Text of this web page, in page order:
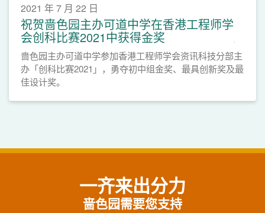
2021 年 7 月 22 日
祝贺啬色园主办可道中学在香港工程师学
会创科比赛2021中获得金奖
啬色园主办可道中学参加香港工程师学会资讯科技分部主
办「创科比赛2021」，勇夺初中组金奖、最具创新奖及最
佳设计奖。
一齐来出分力
啬色园需要您支持